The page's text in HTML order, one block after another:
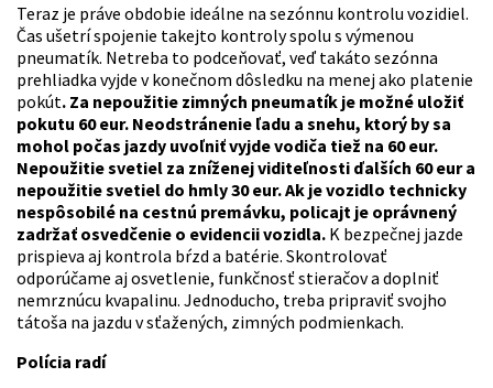
Teraz je práve obdobie ideálne na sezónnu kontrolu vozidiel.
Čas ušetrí spojenie takejto kontroly spolu s výmenou
pneumatík. Netreba to podceňovať, veď takáto sezónna
prehliadka vyjde v konečnom dôsledku na menej ako platenie
pokút. Za nepoužitie zimných pneumatík je možné uložiť
pokutu 60 eur. Neodstránenie ľadu a snehu, ktorý by sa
mohol počas jazdy uvoľniť vyjde vodiča tiež na 60 eur.
Nepoužitie svetiel za zníženej viditeľnosti ďalších 60 eur a
nepoužitie svetiel do hmly 30 eur. Ak je vozidlo technicky
nespôsobilé na cestnú premávku, policajt je oprávnený
zadržať osvedčenie o evidencii vozidla. K bezpečnej jazde
prispieva aj kontrola bŕzd a batérie. Skontrolovať
odporúčame aj osvetlenie, funkčnosť stieračov a doplniť
nemrznúcu kvapalinu. Jednoducho, treba pripraviť svojho
tátoša na jazdu v sťažených, zimných podmienkach.
Polícia radí